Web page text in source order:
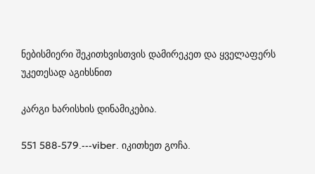
ნებისმიერი შეკითხვისთვის დამირეკეთ და ყველაფერს
უკეთესად აგიხსნით
კარგი ხარისხის დინამიკებია.
551 588-579.---viber. იკითხეთ გოჩა.